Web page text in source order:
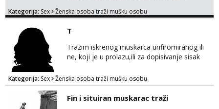
na link ispod i nadji me tamo, cekam te!
Kategorija: Sex Ženska osoba traži mušku osobu
T
Trazim iskrenog muskarca unfiromiranog ili
ne, koji je u prolazu,ili za dopisivanje sisak
Kategorija: Sex Ženska osoba traži mušku osobu
Fin i situiran muskarac traži